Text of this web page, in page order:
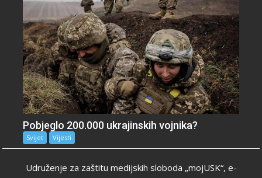
Pobjeglo 200.000 ukrajinskih vojnika?
Svijet Vijesti
Udruženje za zaštitu medijskih sloboda „mojUSK“, e-